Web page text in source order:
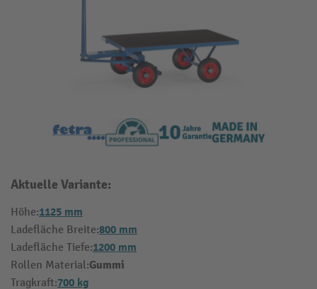
Aktuelle Variante:
Höhe:1125 mm
Ladefläche Breite:800 mm
Ladefläche Tiefe:1200 mm
Rollen Material:Gummi
Tragkraft:700 kg